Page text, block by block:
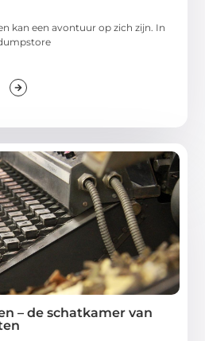
kan een avontuur op zich zijn. In
– de schatkamer van